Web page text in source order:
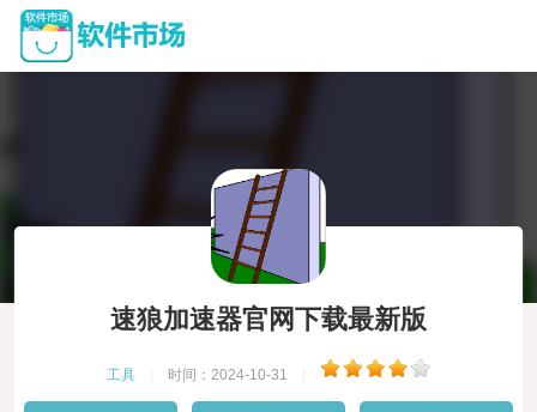
速狼加速器官网下载最新版
工具 时间：2024-10-31